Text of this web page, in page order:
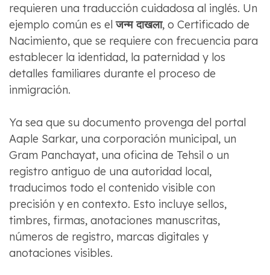
requieren una traducción cuidadosa al inglés. Un
ejemplo común es elजन्म दाखला, o Certificado de
Nacimiento, que se requiere con frecuencia para
establecer la identidad, la paternidad y los
detalles familiares durante el proceso de
inmigración.
Ya sea que su documento provenga del portal
Aaple Sarkar, una corporación municipal, un
Gram Panchayat, una oficina de Tehsil o un
registro antiguo de una autoridad local,
traducimos todo el contenido visible con
precisión y en contexto. Esto incluye sellos,
timbres, firmas, anotaciones manuscritas,
números de registro, marcas digitales y
anotaciones visibles.